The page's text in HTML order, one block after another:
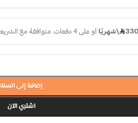
إضافة إلى السلة
اشتري الآن